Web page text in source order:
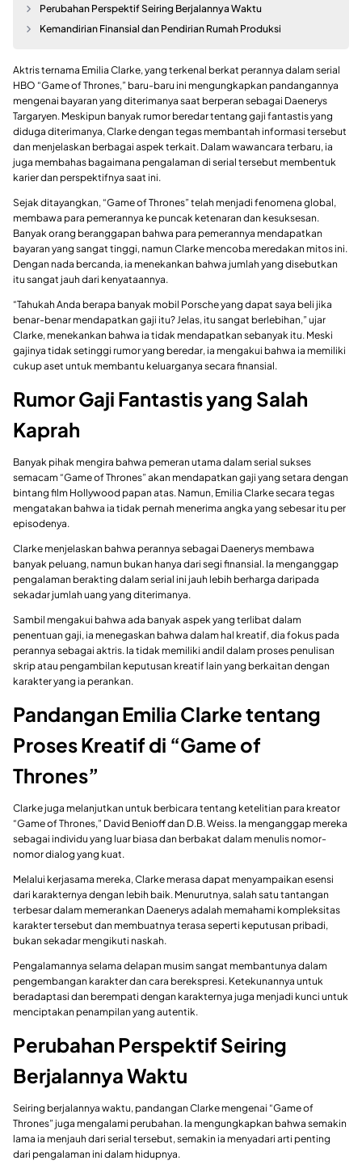
Perubahan Perspektif Seiring Berjalannya Waktu
Kemandirian Finansial dan Pendirian Rumah Produksi
Aktris ternama Emilia Clarke, yang terkenal berkat perannya dalam serial
HBO “Game of Thrones,” baru-baru ini mengungkapkan pandangannya
mengenai bayaran yang diterimanya saat berperan sebagai Daenerys
Targaryen. Meskipun banyak rumor beredar tentang gaji fantastis yang
diduga diterimanya, Clarke dengan tegas membantah informasi tersebut
dan menjelaskan berbagai aspek terkait. Dalam wawancara terbaru, ia
juga membahas bagaimana pengalaman di serial tersebut membentuk
karier dan perspektifnya saat ini.
Sejak ditayangkan, “Game of Thrones” telah menjadi fenomena global,
membawa para pemerannya ke puncak ketenaran dan kesuksesan.
Banyak orang beranggapan bahwa para pemerannya mendapatkan
bayaran yang sangat tinggi, namun Clarke mencoba meredakan mitos ini.
Dengan nada bercanda, ia menekankan bahwa jumlah yang disebutkan
itu sangat jauh dari kenyataannya.
“Tahukah Anda berapa banyak mobil Porsche yang dapat saya beli jika
benar-benar mendapatkan gaji itu? Jelas, itu sangat berlebihan,” ujar
Clarke, menekankan bahwa ia tidak mendapatkan sebanyak itu. Meski
gajinya tidak setinggi rumor yang beredar, ia mengakui bahwa ia memiliki
cukup aset untuk membantu keluarganya secara finansial.
Rumor Gaji Fantastis yang Salah
Kaprah
Banyak pihak mengira bahwa pemeran utama dalam serial sukses
semacam “Game of Thrones” akan mendapatkan gaji yang setara dengan
bintang film Hollywood papan atas. Namun, Emilia Clarke secara tegas
mengatakan bahwa ia tidak pernah menerima angka yang sebesar itu per
episodenya.
Clarke menjelaskan bahwa perannya sebagai Daenerys membawa
banyak peluang, namun bukan hanya dari segi finansial. Ia menganggap
pengalaman berakting dalam serial ini jauh lebih berharga daripada
sekadar jumlah uang yang diterimanya.
Sambil mengakui bahwa ada banyak aspek yang terlibat dalam
penentuan gaji, ia menegaskan bahwa dalam hal kreatif, dia fokus pada
perannya sebagai aktris. Ia tidak memiliki andil dalam proses penulisan
skrip atau pengambilan keputusan kreatif lain yang berkaitan dengan
karakter yang ia perankan.
Pandangan Emilia Clarke tentang
Proses Kreatif di “Game of
Thrones”
Clarke juga melanjutkan untuk berbicara tentang ketelitian para kreator
“Game of Thrones,” David Benioff dan D.B. Weiss. Ia menganggap mereka
sebagai individu yang luar biasa dan berbakat dalam menulis nomor-
nomor dialog yang kuat.
Melalui kerjasama mereka, Clarke merasa dapat menyampaikan esensi
dari karakternya dengan lebih baik. Menurutnya, salah satu tantangan
terbesar dalam memerankan Daenerys adalah memahami kompleksitas
karakter tersebut dan membuatnya terasa seperti keputusan pribadi,
bukan sekadar mengikuti naskah.
Pengalamannya selama delapan musim sangat membantunya dalam
pengembangan karakter dan cara berekspresi. Ketekunannya untuk
beradaptasi dan berempati dengan karakternya juga menjadi kunci untuk
menciptakan penampilan yang autentik.
Perubahan Perspektif Seiring
Berjalannya Waktu
Seiring berjalannya waktu, pandangan Clarke mengenai “Game of
Thrones” juga mengalami perubahan. Ia mengungkapkan bahwa semakin
lama ia menjauh dari serial tersebut, semakin ia menyadari arti penting
dari pengalaman ini dalam hidupnya.